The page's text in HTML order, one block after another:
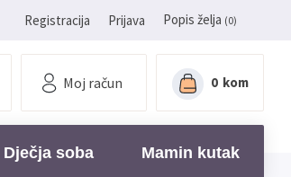
Registracija Prijava Popis želja (0)
Moj račun 0 kom
Dječja soba Mamin kutak